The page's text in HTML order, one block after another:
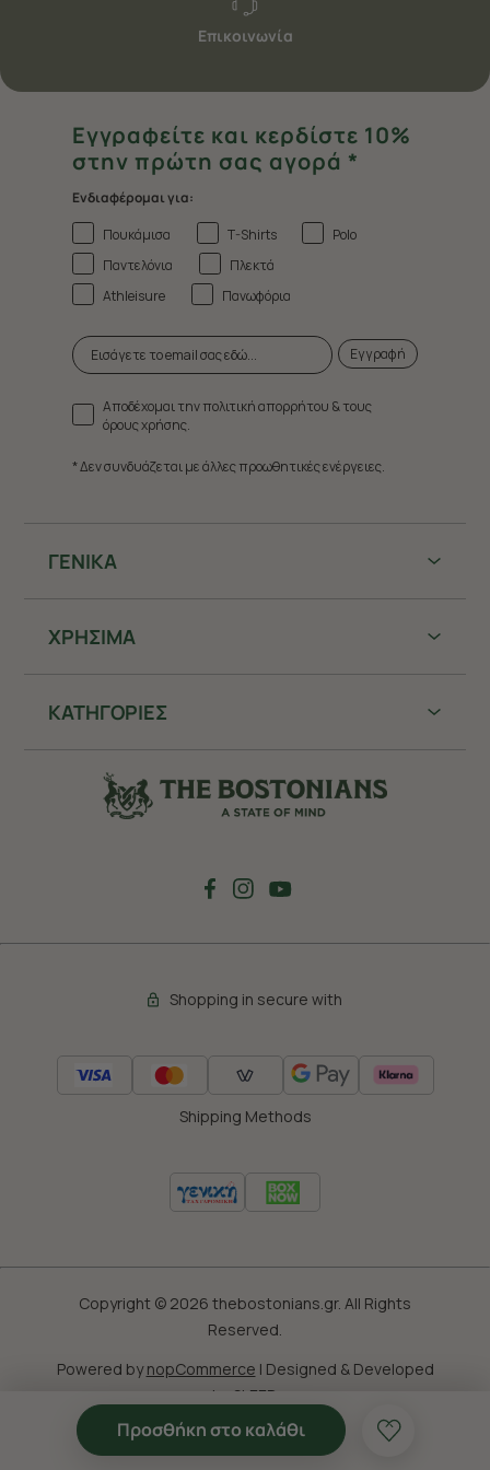
Προσθήκη στο καλάθι
Επικοινωνία
ΓΕΝΙΚΑ
ΧΡHΣΙΜΑ
ΚΑΤΗΓΟΡΙΕΣ
Εγγραφείτε και κερδίστε 10%
στην πρώτη σας αγορά *
Ενδιαφέρομαι για:
Πουκάμισα
T-Shirts
Polo
Παντελόνια
Πλεκτά
Athleisure
Πανωφόρια
Εγγραφή
Αποδέχομαι την πολιτική απορρήτου & τους
όρους χρήσης.
* Δεν συνδυάζεται με άλλες προωθητικές ενέργειες.
Shopping in secure with
Shipping Methods
Copyright © 2026 thebostonians.gr. All Rights
Reserved.
Powered bynopCommerce | Designed & Developed
by
SLEED
'Οροι ΧρησηςΠολιτική CookiesΠροσωπικά Δεδομένα